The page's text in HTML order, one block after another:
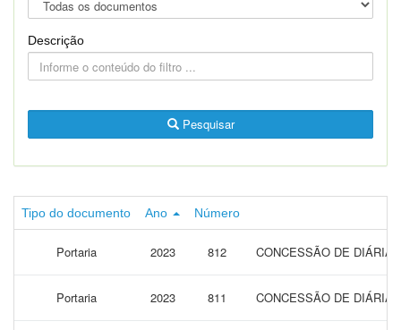
Descrição
Pesquisar
Tipo do documento Ano Número
Portaria 2023 812 CONCESSÃO DE
Portaria 2023 811 CONCESSÃO DE